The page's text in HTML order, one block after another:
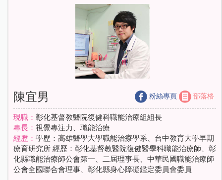
陳宜男 粉絲專頁 部落格
現職： 彰化基督教醫院復健科職能治療組組長
專長： 視覺專注力、職能治療
經歷： 學歷：高雄醫學大學職能治療學系、台中教育大學早期
療育研究所 經歷：彰化基督教醫院復健醫學科職能治療師、彰
化縣職能治療師公會第一、二屆理事長、中華民國職能治療師
公會全國聯合會理事、彰化縣身心障礙鑑定委員會委員